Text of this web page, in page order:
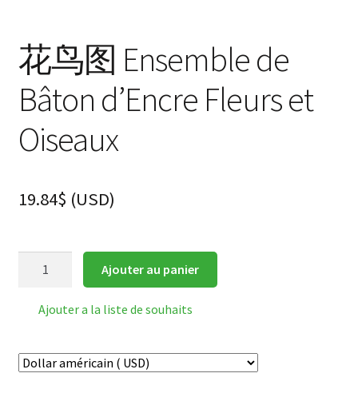
花鸟图 Ensemble de
Bâton d’Encre Fleurs et
Oiseaux
19.84$ (USD)
Ensemble
Ajouter au panier
Ajouter a la liste de souhaits